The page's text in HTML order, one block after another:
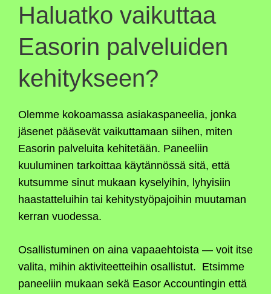
Haluatko vaikuttaa
Easorin palveluiden
kehitykseen?
Olemme kokoamassa asiakaspaneelia, jonka
jäsenet pääsevät vaikuttamaan siihen, miten
Easorin palveluita kehitetään. Paneeliin
kuuluminen tarkoittaa käytännössä sitä, että
kutsumme sinut mukaan kyselyihin, lyhyisiin
haastatteluihin tai kehitystyöpajoihin muutaman
kerran vuodessa.
Osallistuminen on aina vapaaehtoista — voit itse
valita, mihin aktiviteetteihin osallistut. Etsimme
paneeliin mukaan sekä Easor Accountingin että